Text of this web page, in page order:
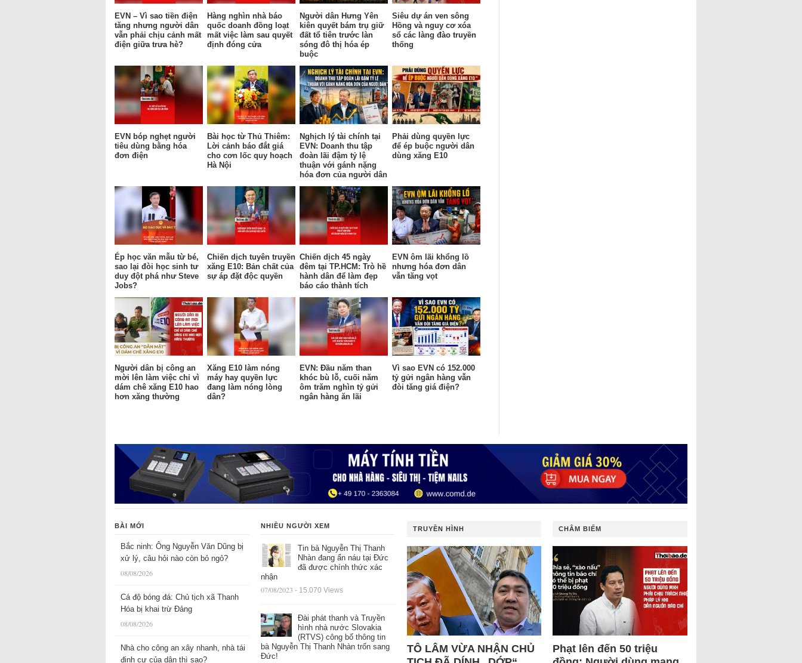
EVN – Vì sao tiền điện
tăng nhưng người dân
vẫn phải chịu cảnh mất
điện giữa trưa hè?
Hàng nghìn nhà báo
quốc doanh đồng loạt
mất việc làm sau quyết
định đóng cửa
Người dân Hưng Yên
kiên quyết bám trụ giữ
đất tổ tiên trước làn
sóng đô thị hóa ép
buộc
Siêu dự án ven sông
Hồng và nguy cơ xóa
sổ các làng đào truyền
thống
EVN bóp nghẹt người
tiêu dùng bằng hóa
đơn điện
Bài học từ Thủ Thiêm:
Lời cảnh báo đắt giá
cho cơn lốc quy hoạch
Hà Nội
Nghịch lý tài chính tại
EVN: Doanh thu tập
đoàn lãi đậm tỷ lệ
thuận với gánh nặng
hóa đơn của người dân
Phải dùng quyền lực
để ép buộc người dân
dùng xăng E10
Ép học văn mẫu từ bé,
sao lại đòi học sinh tư
duy đột phá như Steve
Jobs?
Chiến dịch tuyên truyền
xăng E10: Bản chất của
sự áp đặt độc quyền
Chiến dịch 45 ngày
đêm tại TP.HCM: Trò hề
hành dân để làm đẹp
báo cáo thành tích
EVN ôm lãi khổng lồ
nhưng hóa đơn dân
vẫn tăng vọt
Người dân bị công an
mời lên làm việc chỉ vì
dám chê xăng E10 hao
hơn xăng thường
Xăng E10 làm nóng
máy hay quyền lực
đang làm nóng lòng
dân?
EVN: Đầu năm than
khóc bù lỗ, cuối năm
ôm trăm nghìn tỷ gửi
ngân hàng ăn lãi
Vì sao EVN có 152.000
tỷ gửi ngân hàng vẫn
đòi tăng giá điện?
BÀI MỚI
Bắc ninh: Ông Nguyễn Văn Dũng bị
xử lý, câu hỏi nào còn bỏ ngỏ?
08/08/2026
Cá độ bóng đá: Chủ tịch xã Thanh
Hóa bị khai trừ Đảng
08/08/2026
Nhà cho công an xây nhanh, nhà tái
định cư của dân thì sao?
NHIỀU NGƯỜI XEM
Tin bà Nguyễn Thị Thanh
Nhàn đang ẩn náu tại Đức
đã được chính thức xác
nhận
07/08/2023 - 15.070 Views
Đài phát thanh và Truyền
hình nhà nước Slovakia
(RTVS) công bố thông tin
bà Nguyễn Thị Thanh Nhàn trốn sang
Đức!
TRUYỀN HÌNH
TÔ LÂM VỪA NHẬN CHỦ
CHÂM BIẾM
Phạt lên đến 50 triệu